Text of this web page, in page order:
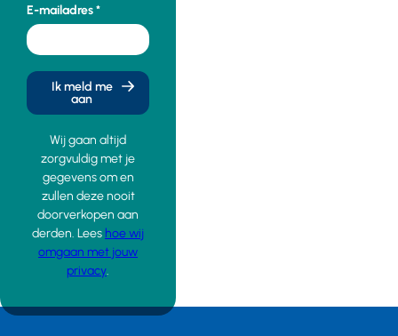
E-mailadres
Ik meld me
aan
Wij gaan altijd
zorgvuldig met je
gegevens om en
zullen deze nooit
doorverkopen aan
derden. Lees hoe wij
omgaan met jouw
privacy.